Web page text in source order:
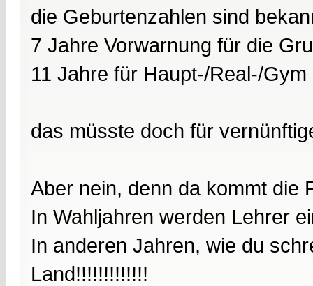
die Geburtenzahlen sind
7 Jahre Vorwarnung für die
11 Jahre für Haupt-/Real-/Gym
das müsste doch für
Aber nein, denn da kommt die
In Wahljahren werden Lehrer
In anderen Jahren, wie du
Land!!!!!!!!!!!!!